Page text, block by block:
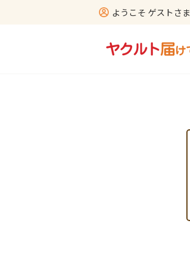
ようこそ ゲストさま